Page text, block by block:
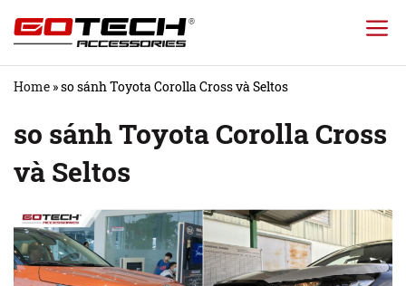
Chuyển
đến
nộiHome »so sánh Toyota Corolla Cross và Seltos
so sánh Toyota Corolla Cross
và Seltos